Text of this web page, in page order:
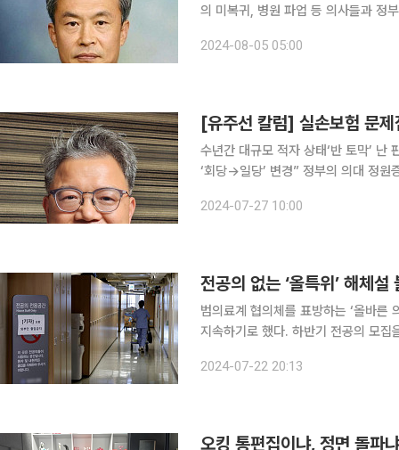
의 미복귀, 병원 파업 등 의사들과 정
제가 갈등의제였던 2020년 의사파업
2024-08-05 05:00
[유주선 칼럼] 실손보험 문제
수년간 대규모 적자 상태‘반 토막’ 난
‘회당→일당’ 변경” 정부의 의대 정원증원 추진으로 야기되고 있는 의사 파업은 실손보험 비급여 논
2024-07-27 10:00
전공의 없는 ‘올특위’ 해체
범의료계 협의체를 표방하는 ‘올바른
지속하기로 했다. 하반기 전공의 모집
제1차 전국 의사 대토론회’에 만전을
2024-07-22 20:13